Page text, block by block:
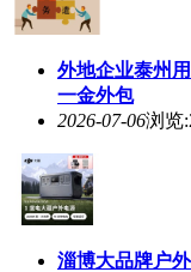
外地企业泰州
一金外包
2026-07-06浏览
淄博大品牌户